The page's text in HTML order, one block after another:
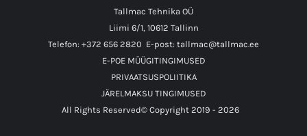
Tallmac Tehnika OÜ
Liimi 6/1, 10612 Tallinn
Telefon: +372 656 2820 E-post: tallmac@tallmac.ee
E-POE MÜÜGITINGIMUSED
PRIVAATSUSPOLIITIKA
JÄRELMAKSU TINGIMUSED
All Rights Reserved© Copyright 2019 - 2026